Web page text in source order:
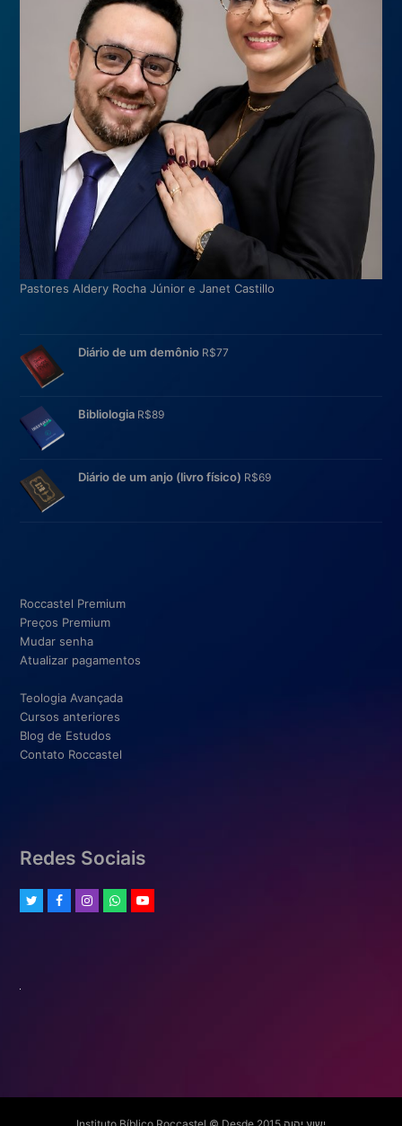
Pastores Aldery Rocha Júnior e Janet Castillo
Diário de um demônio R$77
Bibliologia R$89
Diário de um anjo (livro físico) R$69
Roccastel Premium
Preços Premium
Mudar senha
Atualizar pagamentos
Teologia Avançada
Cursos anteriores
Blog de Estudos
Contato Roccastel
Redes Sociais
TwitterFacebookInstagram
Whatsapp
Youtube